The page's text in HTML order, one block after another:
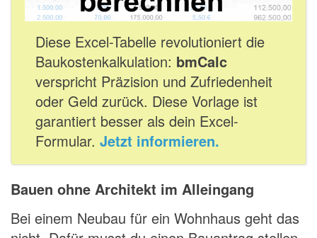
Diese Excel-Tabelle revolutioniert die
Baukostenkalkulation: bmCalc
verspricht Präzision und Zufriedenheit
oder Geld zurück. Diese Vorlage ist
garantiert besser als dein Excel-
Formular. Jetzt informieren.
Bauen ohne Architekt im Alleingang
Bei einem Neubau für ein Wohnhaus geht das